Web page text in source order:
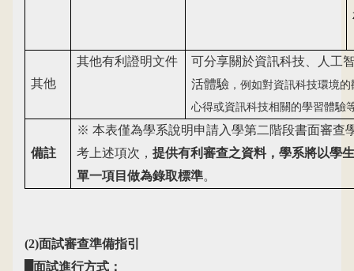
其他
其他有利證明文件
可分享關於資訊科技、人工
活體驗 ，例如對資訊科技環境
心得或資訊科技相關的學習體驗
備註
※ 本表僅為學系說明申請入學第二階段書面審查
考上述項次，提供有利審查之資料，學系將以學
單一項目做為錄取標準。
(2)面試審查準備指引
█面試進行方式：